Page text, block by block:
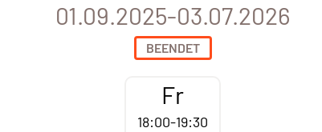
01.09.2025-03.07.2026
BEENDET
Fr
18:00-19:30